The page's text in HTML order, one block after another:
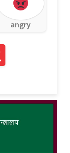
angry